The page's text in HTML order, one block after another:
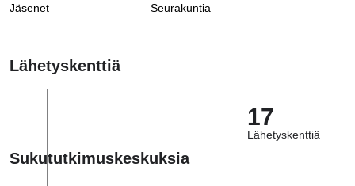
Jäsenet Seurakuntia
Lähetyskenttiä
17
Lähetyskenttiä
Sukututkimuskeskuksia